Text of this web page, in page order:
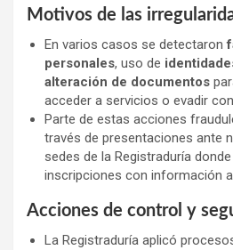
Motivos de las
En varios casos se detectaron
personales, uso de
alteración de documentos
acceder a servicios o evadir
Parte de estas acciones
través de presentaciones ante
sedes de la Registraduría
inscripciones con información
Acciones de control y
La Registraduría aplicó